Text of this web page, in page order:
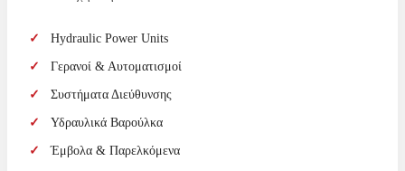
Hydraulic Power Units
Γερανοί & Αυτοματισμοί
Συστήματα Διεύθυνσης
Υδραυλικά Βαρούλκα
Έμβολα & Παρελκόμενα